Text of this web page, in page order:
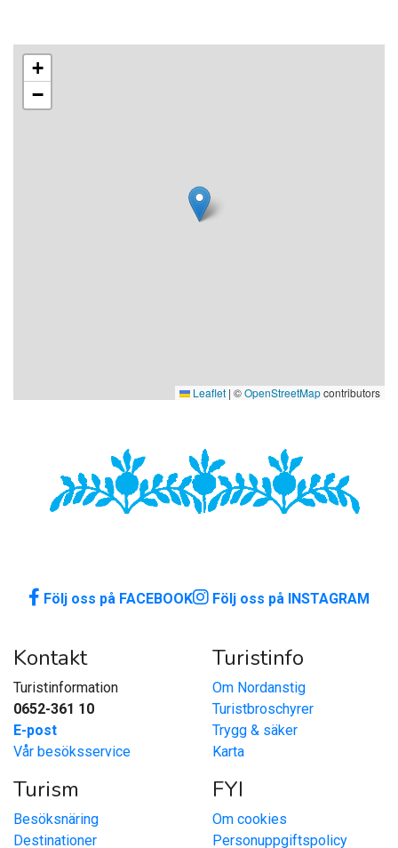
+
−
Leaflet | ©OpenStreetMapcontributors
Följ oss på FACEBOOK Följ oss på INSTAGRAM
Kontakt
Turistinformation
0652-361 10
E-post
Vår besöksservice
Turistinfo
Om Nordanstig
Turistbroschyrer
Trygg & säker
Karta
Turism
Besöksnäring
Destinationer
FYI
Om cookies
Personuppgiftspolicy